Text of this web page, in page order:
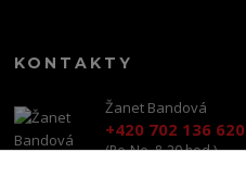
KONTAKTY
Žanet Bandová
+420 702 136 620
(Po-Ne, 8-20 hod.)